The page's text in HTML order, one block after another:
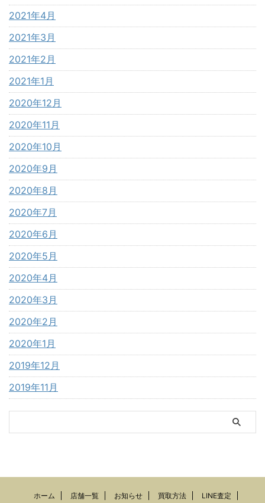
2021年4月
2021年3月
2021年2月
2021年1月
2020年12月
2020年11月
2020年10月
2020年9月
2020年8月
2020年7月
2020年6月
2020年5月
2020年4月
2020年3月
2020年2月
2020年1月
2019年12月
2019年11月
ホーム 店舗一覧 お知らせ 買取方法 LINE査定